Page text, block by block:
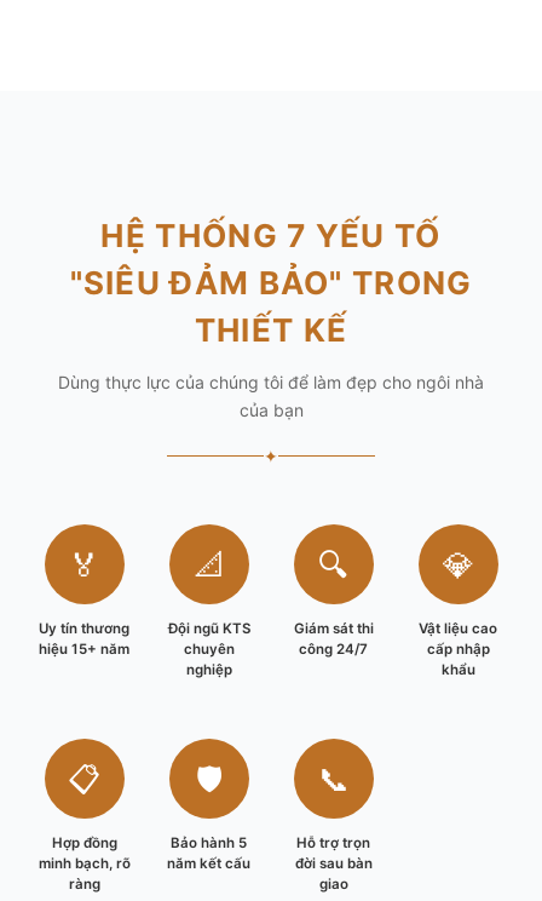
HỆ THỐNG 7 YẾU TỐ
"SIÊU ĐẢM BẢO" TRONG
THIẾT KẾ
Dùng thực lực của chúng tôi để làm đẹp cho ngôi nhà
của bạn
✦
🏅
Uy tín thương
hiệu 15+ năm
📐
Đội ngũ KTS
chuyên
nghiệp
🔍
Giám sát thi
công 24/7
💎
Vật liệu cao
cấp nhập
khẩu
📋
Hợp đồng
minh bạch, rõ
ràng
🛡️
Bảo hành 5
năm kết cấu
📞
Hỗ trợ trọn
đời sau bàn
giao